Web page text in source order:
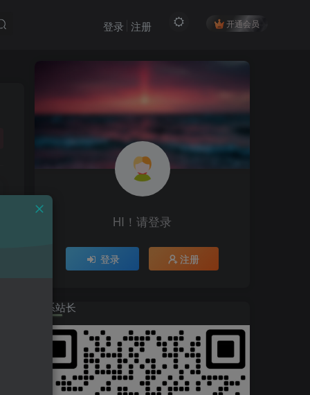
开通会员
登录 注册
HI！请登录
登录 注册
HI！请登录
登录 注册
联系站长